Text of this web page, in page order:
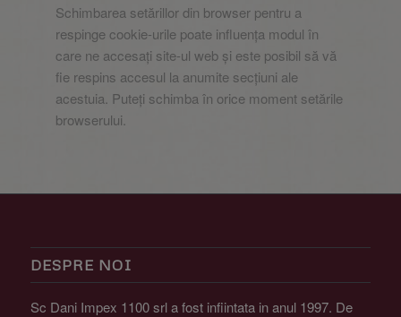
Schimbarea setărillor din browser pentru a
respinge cookie-urile poate influența modul în
care ne accesați site-ul web și este posibil să vă
fie respins accesul la anumite secțiuni ale
acestuia. Puteți schimba în orice moment setările
browserului.
DESPRE NOI
Sc Dani Impex 1100 srl a fost infiintata in anul 1997. De